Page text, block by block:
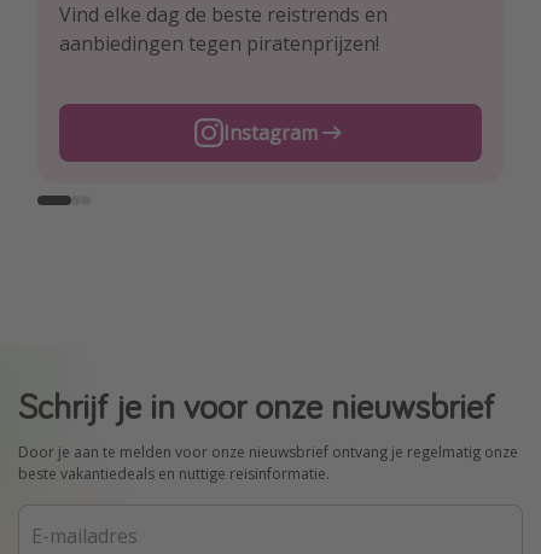
Vind elke dag de beste reistrends en
aanbiedingen tegen piratenprijzen!
Instagram
Ontdek onze dagelijkse reis- en
vluchtaanbiedingen tegen piratenprijzen!
Facebook
Voor de heetste deals en beste reis-hacks!
TikTok
Schrijf je in voor onze nieuwsbrief
Door je aan te melden voor onze nieuwsbrief ontvang je regelmatig onze
beste vakantiedeals en nuttige reisinformatie.